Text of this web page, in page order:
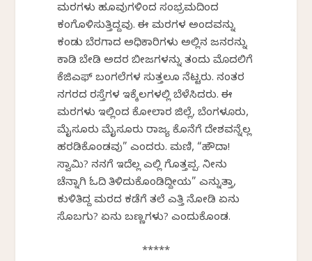
ಮರಗಳು ಹೂವುಗಳಿಂದ ಸಂಭ್ರಮದಿಂದ
ಕಂಗೊಳಿಸುತ್ತಿದ್ದವು. ಈ ಮರಗಳ ಅಂದವನ್ನು
ಕಂಡು ಬೆರಗಾದ ಅಧಿಕಾರಿಗಳು ಅಲ್ಲಿನ ಜನರನ್ನು
ಕಾಡಿ ಬೇಡಿ ಅದರ ಬೀಜಗಳನ್ನು ತಂದು ಮೊದಲಿಗೆ
ಕೆಜಿಎಫ್ ಬಂಗಲೆಗಳ ಸುತ್ತಲೂ ನೆಟ್ಟರು. ನಂತರ
ನಗರದ ರಸ್ತೆಗಳ ಇಕ್ಕೆಲಗಳಲ್ಲಿ ಬೆಳೆಸಿದರು. ಈ
ಮರಗಳು ಇಲ್ಲಿಂದ ಕೋಲಾರ ಜಿಲ್ಲೆ, ಬೆಂಗಳೂರು,
ಮೈಸೂರು ಮೈಸೂರು ರಾಜ್ಯ ಕೊನೆಗೆ ದೇಶವನ್ನೆಲ್ಲ
ಹರಡಿಕೊಂಡವು” ಎಂದರು. ಮಣಿ, “ಹೌದಾ!
ಸ್ವಾಮಿ? ನನಗೆ ಇದೆಲ್ಲ ಎಲ್ಲಿ ಗೊತ್ತಪ್ಪ. ನೀನು
ಚೆನ್ನಾಗಿ ಓದಿ ತಿಳಿದುಕೊಂಡಿದ್ದೀಯ” ಎನ್ನುತ್ತಾ,
ಕುಳಿತಿದ್ದ ಮರದ ಕಡೆಗೆ ತಲೆ ಎತ್ತಿ ನೋಡಿ ಏನು
ಸೊಬಗು? ಏನು ಬಣ್ಣಗಳು? ಎಂದುಕೊಂಡ.
*****